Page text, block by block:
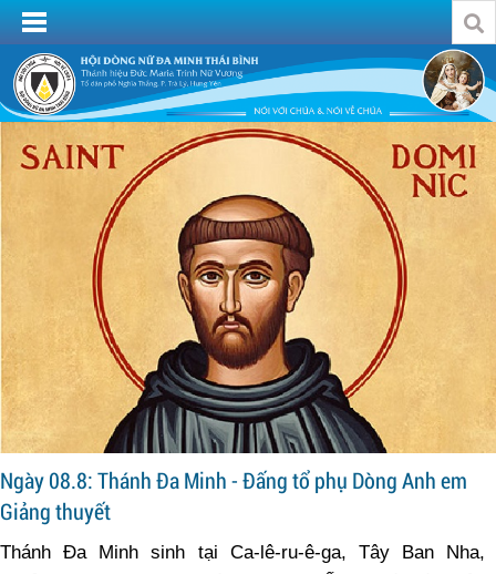
Ngày 08.8: Thánh Đa Minh - Đấng tổ phụ Dòng Anh em
Giảng thuyết
Thánh Ða Minh sinh tại Ca-lê-ru-ê-ga, Tây Ban Nha,